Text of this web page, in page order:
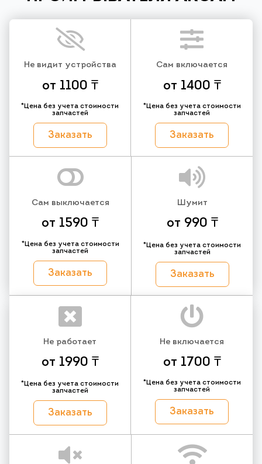
Не видит устройства
от 1100 ₸
*Цена без учета стоимости
запчастей
Заказать
Сам включается
от 1400 ₸
*Цена без учета стоимости
запчастей
Заказать
Сам выключается
от 1590 ₸
*Цена без учета стоимости
запчастей
Заказать
Шумит
от 990 ₸
*Цена без учета стоимости
запчастей
Заказать
Не работает
от 1990 ₸
*Цена без учета стоимости
запчастей
Заказать
Не включается
от 1700 ₸
*Цена без учета стоимости
запчастей
Заказать